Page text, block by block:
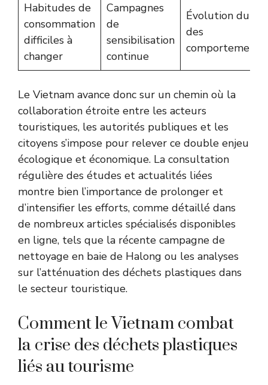
Habitudes de
consommation
difficiles à
changer
Campagnes
de
sensibilisation
continue
Évolution
des
comportements
Le Vietnam avance donc sur un chemin où la
collaboration étroite entre les acteurs
touristiques, les autorités publiques et les
citoyens s’impose pour relever ce double enjeu
écologique et économique. La consultation
régulière des études et actualités liées
montre bien l’importance de prolonger et
d’intensifier les efforts, comme détaillé dans
de nombreux articles spécialisés disponibles
en ligne, tels que la récente campagne de
nettoyage en baie de Halong ou les analyses
sur l’atténuation des déchets plastiques dans
le secteur touristique.
Comment le Vietnam combat
la crise des déchets plastiques
liés au tourisme